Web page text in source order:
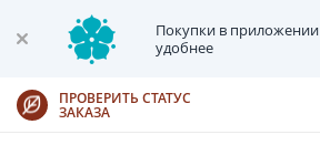
Покупки в приложении
удобнее
ПРОВЕРИТЬ СТАТУС
ЗАКАЗА